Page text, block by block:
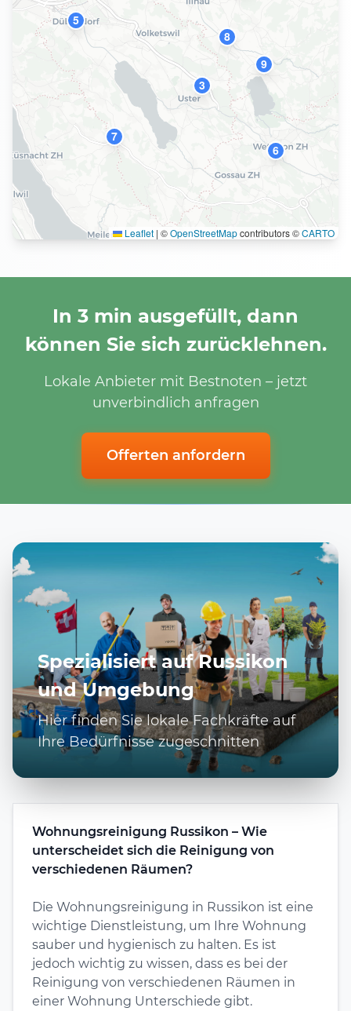
3
5
6
7
8
9
Leaflet | ©OpenStreetMapcontributors ©CARTO
In 3 min ausgefüllt, dann
können Sie sich zurücklehnen.
Lokale Anbieter mit Bestnoten – jetzt
unverbindlich anfragen
Offerten anfordern
Spezialisiert auf Russikon
und Umgebung
Hier finden Sie lokale Fachkräfte auf
Ihre Bedürfnisse zugeschnitten
Wohnungsreinigung Russikon – Wie
unterscheidet sich die Reinigung von
verschiedenen Räumen?
Die Wohnungsreinigung in Russikon ist eine
wichtige Dienstleistung, um Ihre Wohnung
sauber und hygienisch zu halten. Es ist
jedoch wichtig zu wissen, dass es bei der
Reinigung von verschiedenen Räumen in
einer Wohnung Unterschiede gibt.